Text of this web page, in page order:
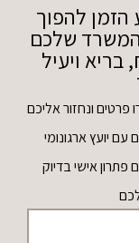
הזמן להפוך
שלכם
בריא ויעיל
פרטים ונחזור אליכם
יועץ ארגונומי
פתרון אישי בדיוק